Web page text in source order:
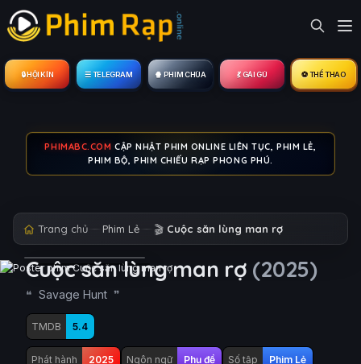
🔒︎ HỘI KÍN ☰ TELEGRAM 🍿 PHIM CHÙA 💃 GÁI GÚ ⚽ THỂ THAO
PHIMABC.COM CẬP NHẬT PHIM ONLINE LIÊN TỤC, PHIM LẺ,
PHIM BỘ, PHIM CHIẾU RẠP PHONG PHÚ.
Trang chủ Phim Lẻ 🎬 Cuộc săn lùng man rợ
Cuộc săn lùng man rợ (2025)
Savage Hunt
TMDB 5.4
Phát hành 2025 Ngôn ngữ Phụ đề Số tập Phim Lẻ